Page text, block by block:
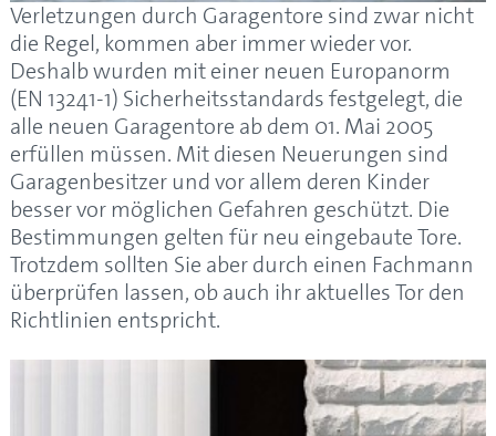
Verletzungen durch Garagentore sind zwar nicht
die Regel, kommen aber immer wieder vor.
Deshalb wurden mit einer neuen Europanorm
(EN 13241-1) Sicherheitsstandards festgelegt, die
alle neuen Garagentore ab dem 01. Mai 2005
erfüllen müssen. Mit diesen Neuerungen sind
Garagenbesitzer und vor allem deren Kinder
besser vor möglichen Gefahren geschützt. Die
Bestimmungen gelten für neu eingebaute Tore.
Trotzdem sollten Sie aber durch einen Fachmann
überprüfen lassen, ob auch ihr aktuelles Tor den
Richtlinien entspricht.